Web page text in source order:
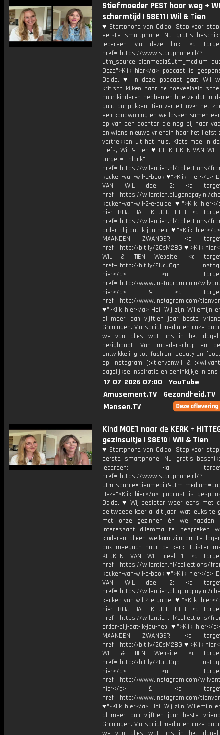
Stiefmoeder PEST haar weg +
schermtijd | S8E11 | Wil & Tien
♥ Startphone van Odido. Stap voor
eerste smartphone. Nu gratis
iedereen via deze link: <a
href="https://www.startphone.nl/?
Deze">Klik hier</a> podcast is
Odido. ♥ In deze podcast gaat Wil
kritisch kijken naar de hoeveelheid
haar kinderen hebben en hoe ze dat in
gaat aanpakken, Tien vertelt over het
een koopwoning en we lossen samen
op van een dochter die nog bij haar
en wiens nieuwe vriendin haar het liefst
vertrekken uit het huis. Klets mee in
Liefs, Wil & Tien ♥ DE KEUKEN VAN WIL
target="_blank"
href="https://wilentien.nl/collections/
keuken-van-wil-e-book ♥">Klik hier</a>
VAN WIL deel 2: <a
href="https://wilentien.plugandpay.nl/
keuken-van-wil-2-e-guide ♥">Klik
hier BLIJ DAT IK JOU HEB: <a
href="https://wilentien.nl/collections/
order-blij-dat-ik-jou-heb ♥">Klik hier</
MAANDEN ZWANGER: <a
href="http://bit.ly/2OsM28G ♥">Klik
WIL & TIEN Website: <a
href="http://bit.ly/2Ucu0gb
hier</a> <a
href="http://www.instagram.com/
hier</a> & <a
href="http://www.instagram.com/
♥">Klik hier</a> Hoi! Wij zijn Willemijn
al meer dan vijftien jaar beste
Groningen. Via social media en onze
we van alles wat ons in het
bezighoudt. Van moederschap en
ontwikkeling tot fashion, beauty en
op Instagram (@tienvanwil &
dagelijkse inspiratie en eeninkijkje in ons
17-07-2026 07:00
YouTube
Amusement.TV
Gezondheid.TV
Mensen.TV
Kind MOET naar de KERK +
gezinsuitje | S8E10 | Wil & Tien
♥ Startphone van Odido. Stap voor
eerste smartphone. Nu gratis
iedereen: <a
href="https://www.startphone.nl/?
Deze">Klik hier</a> podcast is
Odido. ♥ Wij besloten weer eens met
de tweede keer al dit jaar, wat leuks te
met onze gezinnen én we hadden
interessant dilemma te bespreken
kinderen alleen welkom zijn om te
ook meegaan naar de kerk. Luister
KEUKEN VAN WIL deel 1: <a
href="https://wilentien.nl/collections/
keuken-van-wil-e-book ♥">Klik hier</a>
VAN WIL deel 2: <a
href="https://wilentien.plugandpay.nl/
keuken-van-wil-2-e-guide ♥">Klik
hier BLIJ DAT IK JOU HEB: <a
href="https://wilentien.nl/collections/
order-blij-dat-ik-jou-heb ♥">Klik hier</
MAANDEN ZWANGER: <a
href="http://bit.ly/2OsM28G ♥">Klik
WIL & TIEN Website: <a
href="http://bit.ly/2Ucu0gb
hier</a> <a
href="http://www.instagram.com/
hier</a> & <a
href="http://www.instagram.com/
♥">Klik hier</a> Hoi! Wij zijn Willemijn
al meer dan vijftien jaar beste
Groningen. Via social media en onze
we van alles wat ons in het